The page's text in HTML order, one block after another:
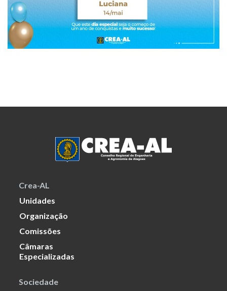
Crea-AL
Unidades
Organização
Comissões
Câmaras
Especializadas
Sociedade